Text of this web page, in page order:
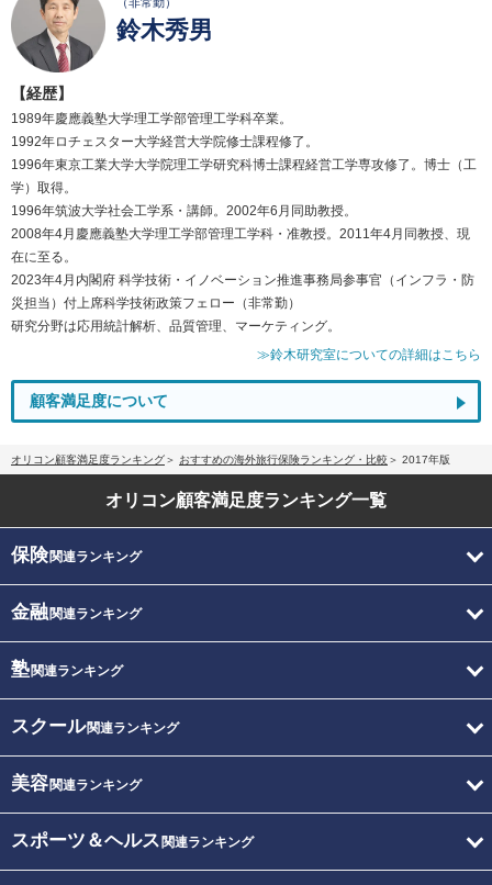
鈴木秀男
【経歴】
1989年慶應義塾大学理工学部管理工学科卒業。
1992年ロチェスター大学経営大学院修士課程修了。
1996年東京工業大学大学院理工学研究科博士課程経営工学専攻修了。博士（工
学）取得。
1996年筑波大学社会工学系・講師。2002年6月同助教授。
2008年4月慶應義塾大学理工学部管理工学科・准教授。2011年4月同教授、現
在に至る。
2023年4月内閣府 科学技術・イノベーション推進事務局参事官（インフラ・防
災担当）付上席科学技術政策フェロー（非常勤）
研究分野は応用統計解析、品質管理、マーケティング。
≫鈴木研究室についての詳細はこちら
顧客満足度について
オリコン顧客満足度ランキング おすすめの海外旅行保険ランキング・比較 2017年版
オリコン顧客満足度ランキング一覧
保険関連ランキング
金融関連ランキング
塾関連ランキング
スクール関連ランキング
美容関連ランキング
スポーツ＆ヘルス 関連ランキング